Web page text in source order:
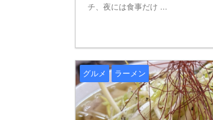
チ、夜には食事だけ ...
グルメ ラーメン